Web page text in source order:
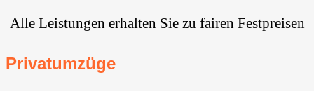
Alle Leistungen erhalten Sie zu fairen Festpreisen
Privatumzüge